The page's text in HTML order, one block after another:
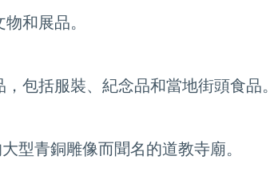
和展品。
包括服裝、紀念品和當地街頭食品。
型青銅雕像而聞名的道教寺廟。